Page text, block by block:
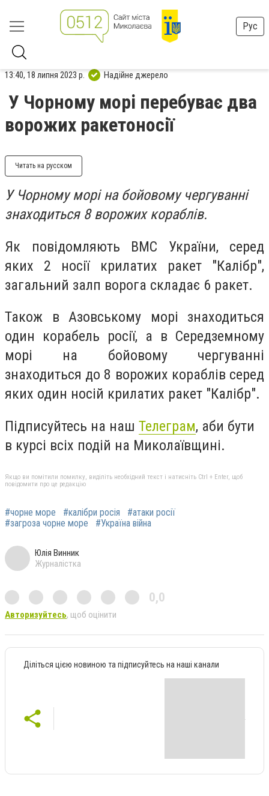
Рус
13:40, 18 липня 2023 р. Надійне джерело
У Чорному морі перебуває два
ворожих ракетоносії
Читать на русском
У Чорному морі на бойовому чергуванні
знаходиться 8 ворожих кораблів.
Як повідомляють ВМС України, серед
яких 2 носії крилатих ракет "Калібр",
загальний залп ворога складає 6 ракет.
Також в Азовському морі знаходиться
один корабель росії, а в Середземному
морі на бойовому чергуванні
знаходиться до 8 ворожих кораблів серед
яких один носій крилатих ракет "Калібр".
Підписуйтесь на наш Телеграм, аби бути
в курсі всіх подій на Миколаївщині.
Якщо ви помітили помилку, виділіть необхідний текст і натисніть Ctrl + Enter, щоб
повідомити про це редакцію
#чорне море #калібри росія
#атаки росії
#загроза чорне море
#Україна війна
Юлія Винник
Журналістка
0,0
Авторизуйтесь, щоб оцінити
Діліться цією новиною та підписуйтесь на наші канали